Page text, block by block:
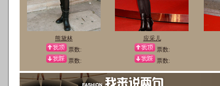
熊黛林
票数:
票数:
应采儿
票数:
票数:
搜狐网友：郑秀文精神还挺不错的嘛！陈慧琳被比下去
搜狐网友：怎么没有男星的报道？